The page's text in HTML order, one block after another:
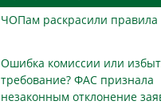
ЧОПам раскрасили правила
Ошибка комиссии или
требование? ФАС признала
незаконным отклонение